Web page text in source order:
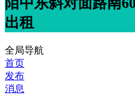
陌中东斜对面路南
出租
全局导航
首页
发布
消息